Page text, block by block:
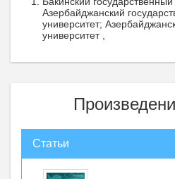
Азербайджанский
университет;
университет ,
Статьи